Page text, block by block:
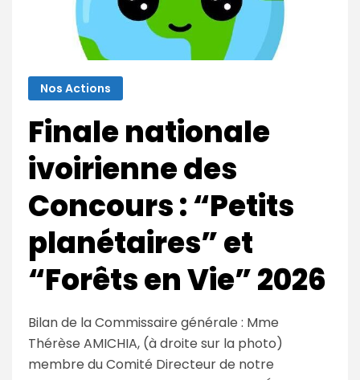
Nos Actions
Finale nationale
ivoirienne des
Concours : “Petits
planétaires” et
“Forêts en Vie” 2026
Bilan de la Commissaire générale : Mme
Thérèse AMICHIA, (à droite sur la photo)
membre du Comité Directeur de notre